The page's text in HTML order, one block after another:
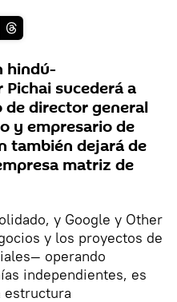
hindú-
sucederá a
de director general
y empresario de
también dejará de
matriz de
y Google y Other
y los proyectos de
operando
independientes, es
estructura